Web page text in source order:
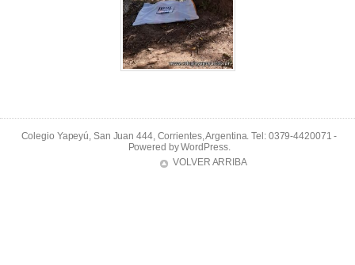
Colegio Yapeyú, San Juan 444, Corrientes, Argentina. Tel: 0379-4420071 -
Powered byWordPress.
VOLVER ARRIBA